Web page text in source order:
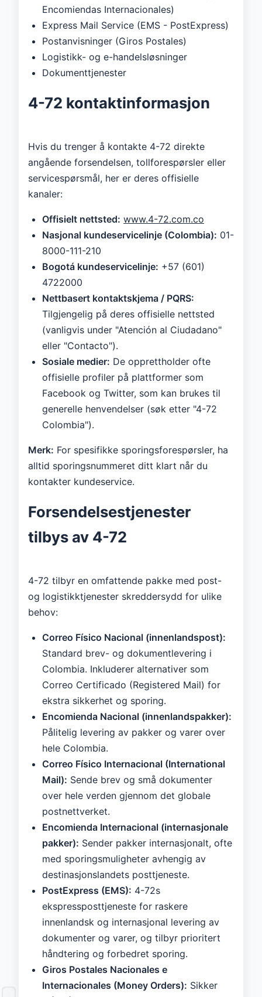
Encomiendas Internacionales)
Express Mail Service (EMS - PostExpress)
Postanvisninger (Giros Postales)
Logistikk- og e-handelsløsninger
Dokumenttjenester
4-72 kontaktinformasjon
Hvis du trenger å kontakte 4-72 direkte
angående forsendelsen, tollforespørsler eller
servicespørsmål, her er deres offisielle
kanaler:
Offisielt nettsted: www.4-72.com.co
Nasjonal kundeservicelinje (Colombia): 01-
8000-111-210
Bogotá kundeservicelinje: +57 (601)
4722000
Nettbasert kontaktskjema / PQRS:
Tilgjengelig på deres offisielle nettsted
(vanligvis under "Atención al Ciudadano"
eller "Contacto").
Sosiale medier: De opprettholder ofte
offisielle profiler på plattformer som
Facebook og Twitter, som kan brukes til
generelle henvendelser (søk etter "4-72
Colombia").
Merk: For spesifikke sporingsforespørsler, ha
alltid sporingsnummeret ditt klart når du
kontakter kundeservice.
Forsendelsestjenester
tilbys av 4-72
4-72 tilbyr en omfattende pakke med post-
og logistikktjenester skreddersydd for ulike
behov:
Correo Físico Nacional (innenlandspost):
Standard brev- og dokumentlevering i
Colombia. Inkluderer alternativer som
Correo Certificado (Registered Mail) for
ekstra sikkerhet og sporing.
Encomienda Nacional (innenlandspakker):
Pålitelig levering av pakker og varer over
hele Colombia.
Correo Físico Internacional (International
Mail): Sende brev og små dokumenter
over hele verden gjennom det globale
postnettverket.
Encomienda Internacional (internasjonale
pakker): Sender pakker internasjonalt, ofte
med sporingsmuligheter avhengig av
destinasjonslandets posttjeneste.
PostExpress (EMS): 4-72s
ekspressposttjeneste for raskere
innenlandsk og internasjonal levering av
dokumenter og varer, og tilbyr prioritert
håndtering og forbedret sporing.
Giros Postales Nacionales e
Internacionales (Money Orders): Sikker